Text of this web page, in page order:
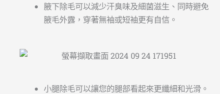
腋下除毛可以減少汗臭味及細菌滋生、同時避免
腋毛外露，穿著無袖或短袖更有自信。
小腿除毛可以讓您的腿部看起來更纖細和光滑。